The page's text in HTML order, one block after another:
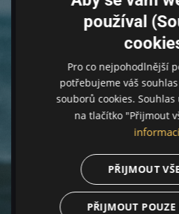
Pro přihlášení zadejte login a heslo
Zapomenuté heslo
používal
Pro co nejpohodlnější
potřebujeme váš
souborů cookies.
na tlačítko "Přijmout
informací
PŘIJMOUT
PŘIJMOUT POUZE